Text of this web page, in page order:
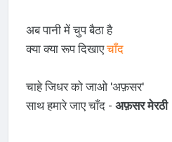
अब पानी में चुप बैठा है
क्या क्या रूप दिखाएचाँद
चाहे जिधर को जाओ 'अफ़सर'
साथ हमारे जाए चाँद - अफ़सर मेरठी